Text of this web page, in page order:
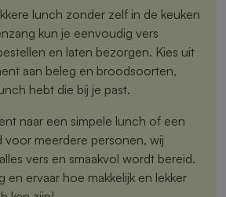
lunch zonder zelf in de keuken
kun je eenvoudig vers
en laten bezorgen. Kies uit
aan beleg en broodsoorten,
hebt die bij je past.
naar een simpele lunch of een
voor meerdere personen, wij
vers en smaakvol wordt bereid.
en ervaar hoe makkelijk en lekker